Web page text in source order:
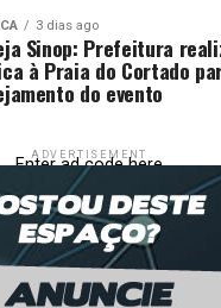
3 dias ago
Sinop: Prefeitura
à Praia do Cortado
do evento
ADVERTISEMENT
Enter ad code here